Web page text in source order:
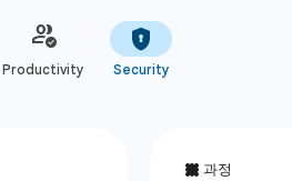
Productivity Security